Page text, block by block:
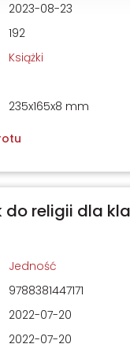
2023-08-23
192
Książki
235x165x8 mm
do religii dla
Jedność
9788381447171
2022-07-20
2022-07-20